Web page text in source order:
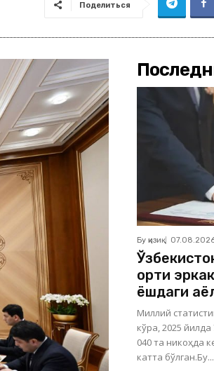
Поделиться
Бу қизиқ
ортиқ
ёшдаги
Миллий
кўра, 2025 йилда
040 та никоҳда
катта бўлган.Бу...